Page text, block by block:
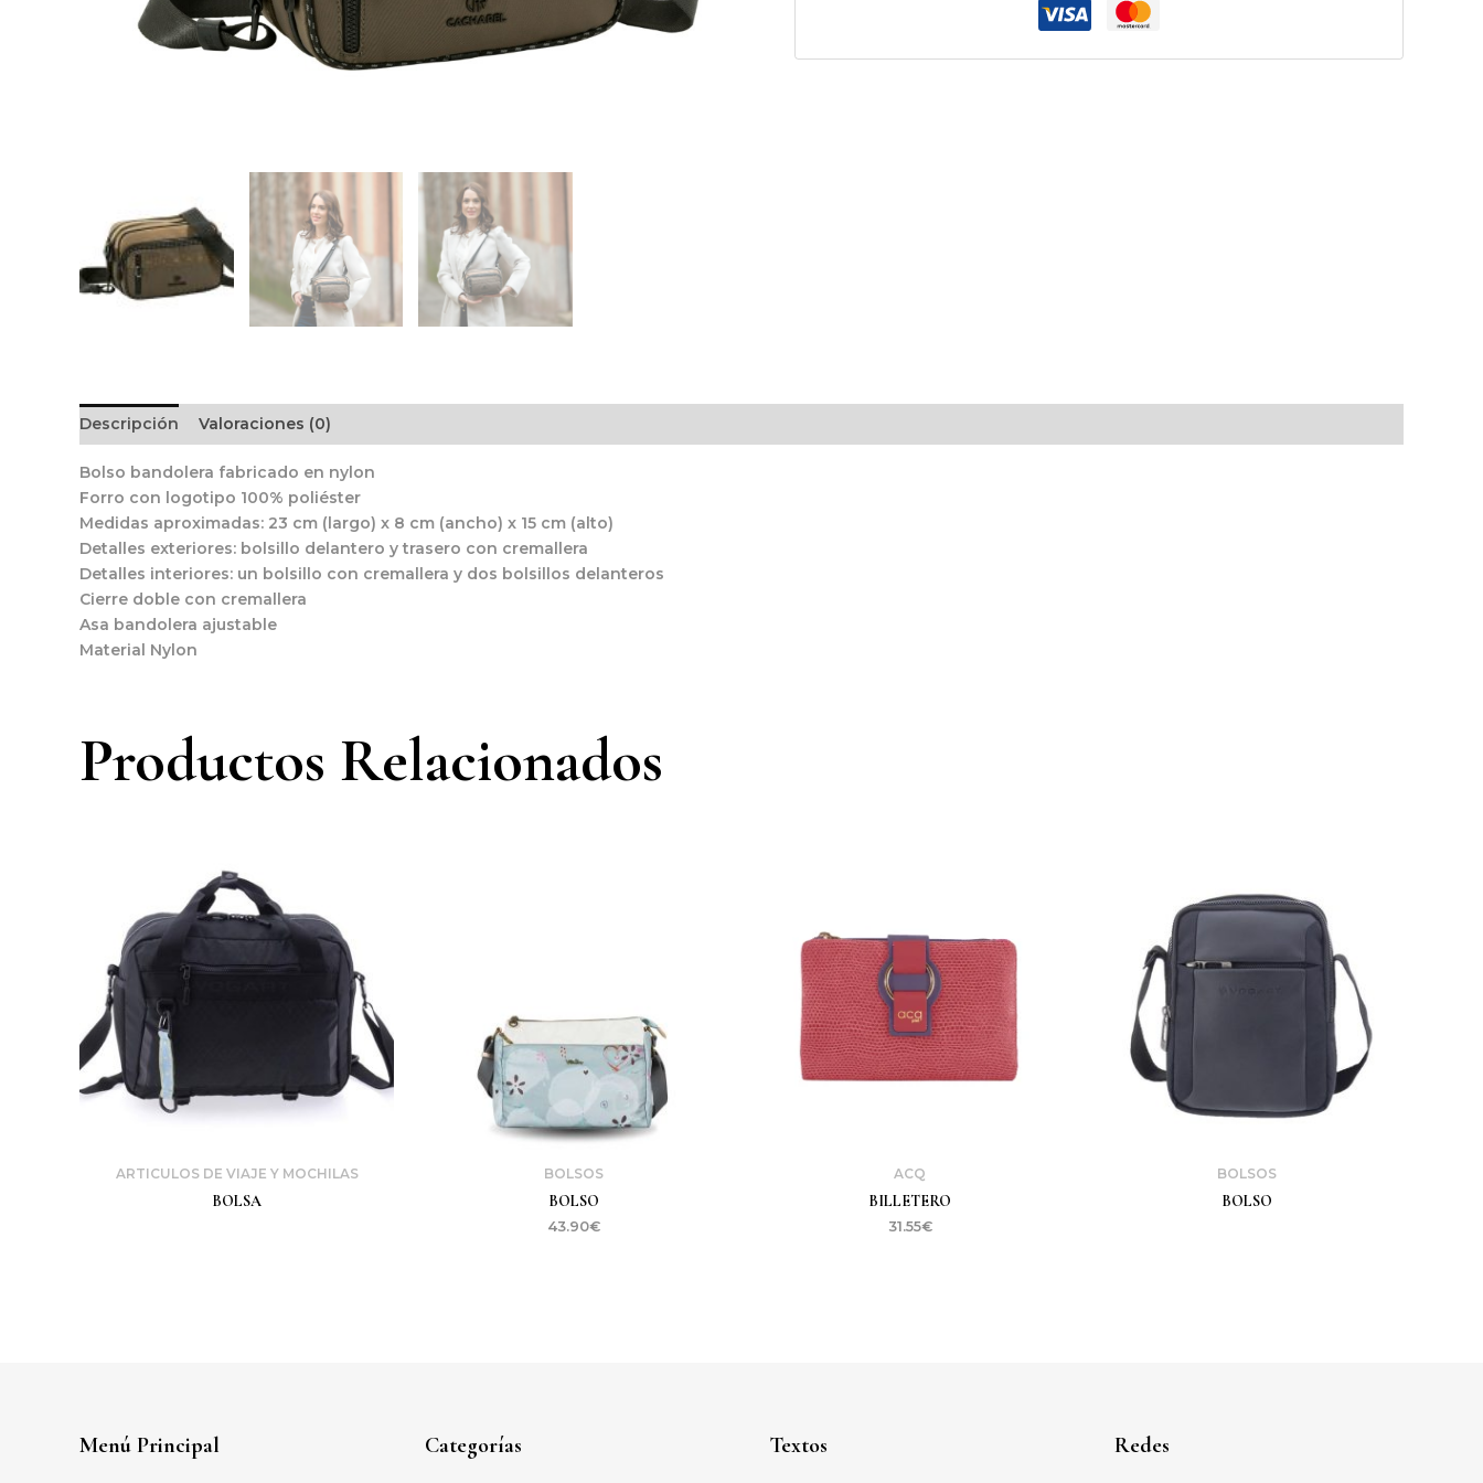
Descripción Valoraciones (0)
Bolso bandolera fabricado en nylon
Forro con logotipo 100% poliéster
Medidas aproximadas: 23 cm (largo) x 8 cm (ancho) x 15 cm (alto)
Detalles exteriores: bolsillo delantero y trasero con cremallera
Detalles interiores: un bolsillo con cremallera y dos bolsillos delanteros
Cierre doble con cremallera
Asa bandolera ajustable
Material Nylon
Productos Relacionados
ARTICULOS DE VIAJE Y MOCHILAS
BOLSA
BOLSOS
BOLSO
43.90€
ACQ
BILLETERO
31.55€
BOLSOS
BOLSO
Menú Principal Categorías Textos Redes